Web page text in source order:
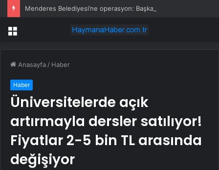
Menü
Anasayfa / Haber
Haber
Üniversitelerde açık
artırmayla dersler satılıyor!
Fiyatlar 2-5 bin TL arasında
değişiyor